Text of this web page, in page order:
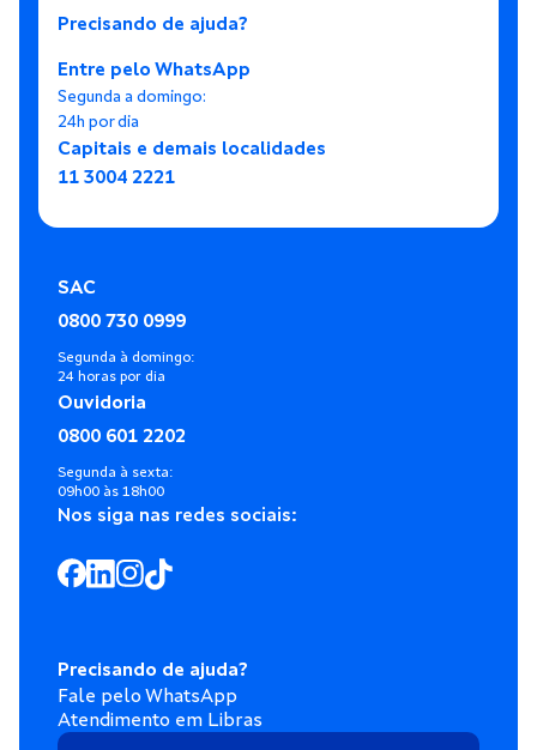
Precisando de ajuda?
Entre pelo WhatsApp
Segunda a domingo:
24h por dia
Capitais e demais localidades
11 3004 2221
SAC
0800 730 0999
Segunda à domingo:
24 horas por dia
Ouvidoria
0800 601 2202
Segunda à sexta:
09h00 às 18h00
Nos siga nas redes sociais:
Precisando de ajuda?
Fale pelo WhatsApp
Atendimento em Libras